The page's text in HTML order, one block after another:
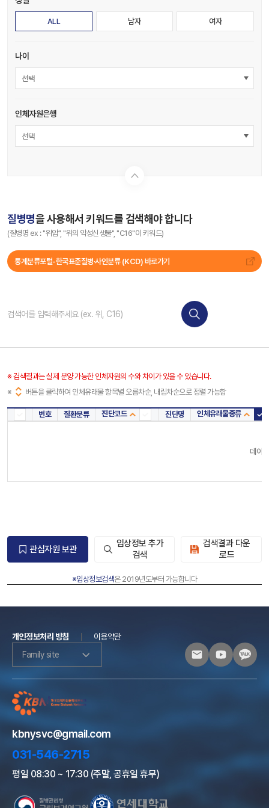
ALL 남자 여자
나이
선택
인체자원은행
선택
질병명을 사용해서 키워드를 검색해야 합니다
(질병명 ex : "위암", "위의 악성신생물", "C16"이 키워드)
통계분류포털-한국표준질병∙사인분류 (KCD) 바로가기
※ 검색결과는 실제 분양 가능한 인체자원의 수와 차이가 있을 수 있습니다.
※
버튼을 클릭하여 인체유래물 항목별 오름차순, 내림차순으로 정렬 가능함
번호 질환분류 진단코드
진단코드
진단명 인체유래물종류
인체
데이
관심자원 보관
임상정보 추가
검색
검색결과 다운
로드
※임상정보검색은 2019년도부터 가능합니다
개인정보처리 방침
이용약관
Family site
kbnysvc@gmail.com
031-546-2715
평일 08:30 ~ 17:30 (주말, 공휴일 휴무)